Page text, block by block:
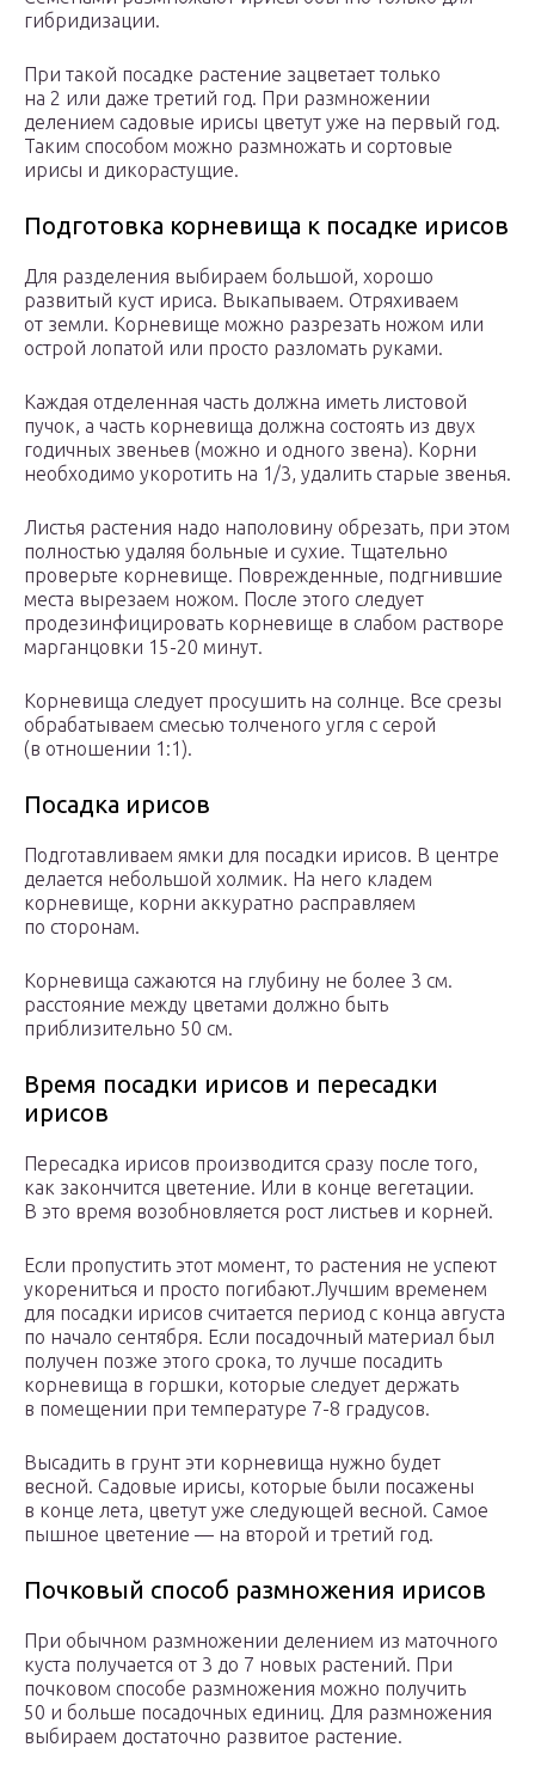
гибридизации.
При такой посадке растение зацветает только
на 2 или даже третий год. При размножении
делением садовые ирисы цветут уже на первый год.
Таким способом можно размножать и сортовые
ирисы и дикорастущие.
Подготовка корневища к посадке ирисов
Для разделения выбираем большой, хорошо
развитый куст ириса. Выкапываем. Отряхиваем
от земли. Корневище можно разрезать ножом или
острой лопатой или просто разломать руками.
Каждая отделенная часть должна иметь листовой
пучок, а часть корневища должна состоять из двух
годичных звеньев (можно и одного звена). Корни
необходимо укоротить на 1/3, удалить старые звенья.
Листья растения надо наполовину обрезать, при этом
полностью удаляя больные и сухие. Тщательно
проверьте корневище. Поврежденные, подгнившие
места вырезаем ножом. После этого следует
продезинфицировать корневище в слабом растворе
марганцовки 15-20 минут.
Корневища следует просушить на солнце. Все срезы
обрабатываем смесью толченого угля с серой
(в отношении 1:1).
Посадка ирисов
Подготавливаем ямки для посадки ирисов. В центре
делается небольшой холмик. На него кладем
корневище, корни аккуратно расправляем
по сторонам.
Корневища сажаются на глубину не более 3 см.
расстояние между цветами должно быть
приблизительно 50 см.
Время посадки ирисов и пересадки
ирисов
Пересадка ирисов производится сразу после того,
как закончится цветение. Или в конце вегетации.
В это время возобновляется рост листьев и корней.
Если пропустить этот момент, то растения не успеют
укорениться и просто погибают.Лучшим временем
для посадки ирисов считается период с конца августа
по начало сентября. Если посадочный материал был
получен позже этого срока, то лучше посадить
корневища в горшки, которые следует держать
в помещении при температуре 7-8 градусов.
Высадить в грунт эти корневища нужно будет
весной. Садовые ирисы, которые были посажены
в конце лета, цветут уже следующей весной. Самое
пышное цветение — на второй и третий год.
Почковый способ размножения ирисов
При обычном размножении делением из маточного
куста получается от 3 до 7 новых растений. При
почковом способе размножения можно получить
50 и больше посадочных единиц. Для размножения
выбираем достаточно развитое растение.